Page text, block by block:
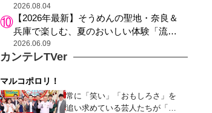
た演出の巧みさ
2026.08.04
【2026年最新】そうめんの聖地・奈良＆
兵庫で楽しむ、夏のおいしい体験「流し
そうめん体験」おすすめ3選
2026.06.09
カンテレTVer
マルコポロリ！
常に「笑い」「おもしろさ」を
追い求めている芸人たちが「芸